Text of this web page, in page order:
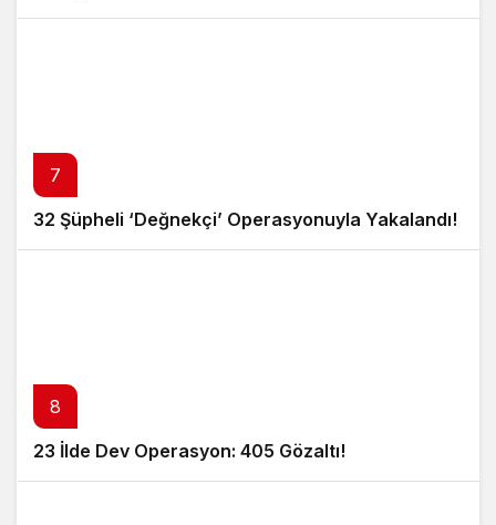
7
32 Şüpheli ‘Değnekçi’ Operasyonuyla Yakalandı!
8
23 İlde Dev Operasyon: 405 Gözaltı!